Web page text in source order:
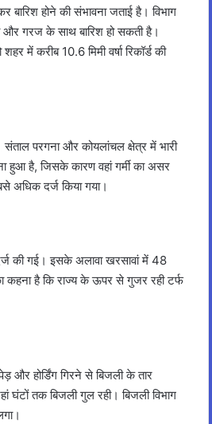
होने की संभावना जताई है। विभाग
गरज के साथ बारिश हो सकती है।
में करीब 10.6 मिमी वर्षा रिकॉर्ड की
परगना और कोयलांचल क्षेत्र में भारी
हुआ है, जिसके कारण वहां गर्मी का असर
अधिक दर्ज किया गया।
की गई। इसके अलावा खरसावां में 48
कहना है कि राज्य के ऊपर से गुजर रही टर्फ
और होर्डिंग गिरने से बिजली के तार
घंटों तक बिजली गुल रही। बिजली विभाग